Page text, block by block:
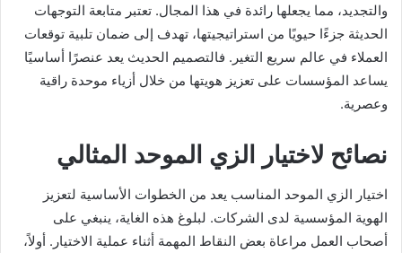
والتجديد، مما يجعلها رائدة في هذا المجال. تعتبر متابعة التوجهات
الحديثة جزءًا حيويًا من استراتيجيتها، تهدف إلى ضمان تلبية توقعات
العملاء في عالم سريع التغير. فالتصميم الحديث يعد عنصرًا أساسيًا
يساعد المؤسسات على تعزيز هويتها من خلال أزياء موحدة راقية
وعصرية.
نصائح لاختيار الزي الموحد المثالي
اختيار الزي الموحد المناسب يعد من الخطوات الأساسية لتعزيز
الهوية المؤسسية لدى الشركات. لبلوغ هذه الغاية، ينبغي على
أصحاب العمل مراعاة بعض النقاط المهمة أثناء عملية الاختيار. أولاً،